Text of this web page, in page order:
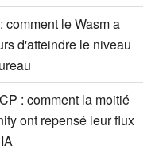
le Wasm a
d'atteindre le niveau
: comment la moitié
ont repensé leur flux